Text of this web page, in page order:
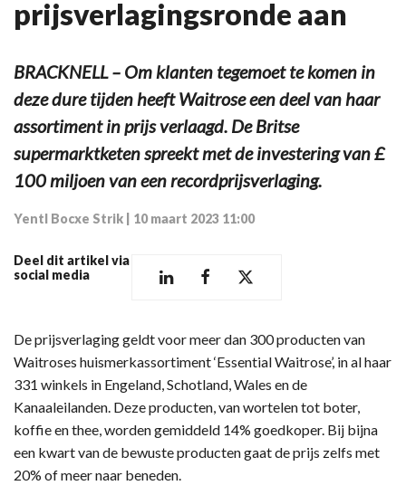
prijsverlagingsronde aan
BRACKNELL – Om klanten tegemoet te komen in
deze dure tijden heeft Waitrose een deel van haar
assortiment in prijs verlaagd. De Britse
supermarktketen spreekt met de investering van £
100 miljoen van een recordprijsverlaging.
Yentl Bocxe Strik 10 maart 2023 11:00
Deel dit artikel via
social media
De prijsverlaging geldt voor meer dan 300 producten van
Waitroses huismerkassortiment ‘Essential Waitrose’, in al haar
331 winkels in Engeland, Schotland, Wales en de
Kanaaleilanden. Deze producten, van wortelen tot boter,
koffie en thee, worden gemiddeld 14% goedkoper. Bij bijna
een kwart van de bewuste producten gaat de prijs zelfs met
20% of meer naar beneden.